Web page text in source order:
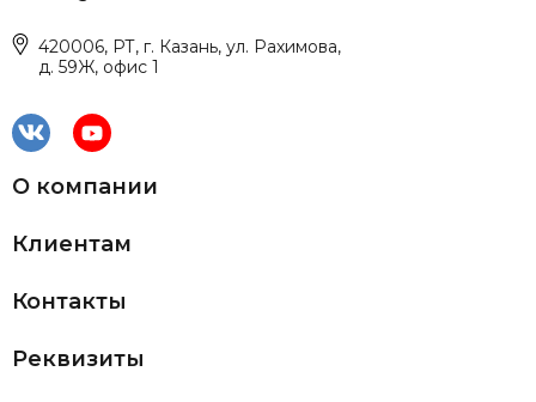
420006, РТ, г. Казань, ул. Рахимова,
д. 59Ж, офис 1
О компании
Клиентам
Контакты
Реквизиты